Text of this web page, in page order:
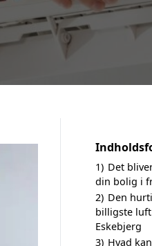
1) Det
din bolig i
2) Den
billigste
Eskebjerg
3) Hvad